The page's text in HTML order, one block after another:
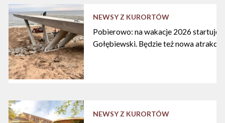
NEWSY Z KURORTÓW
Pobierowo: na wakacje 2026 startuje
Gołębiewski. Będzie też nowa atrakcja
NEWSY Z KURORTÓW